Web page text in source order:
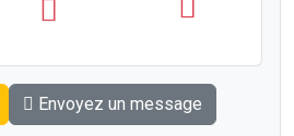
Envoyez un message